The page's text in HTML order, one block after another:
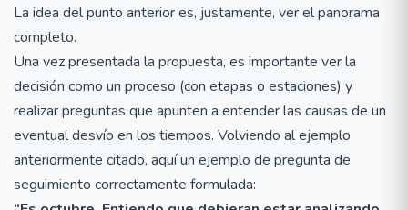
La idea del punto anterior es, justamente, ver el panorama
completo.
Una vez presentada la propuesta, es importante ver la
decisión como un proceso (con etapas o estaciones) y
realizar preguntas que apunten a entender las causas de un
eventual desvío en los tiempos. Volviendo al ejemplo
anteriormente citado, aquí un ejemplo de pregunta de
seguimiento correctamente formulada: